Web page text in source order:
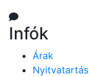
Infók
Árak
Nyitvatartás